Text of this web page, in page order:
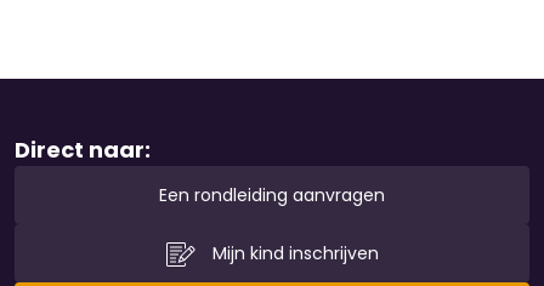
Direct naar:
Een rondleiding aanvragen
Mijn kind inschrijven